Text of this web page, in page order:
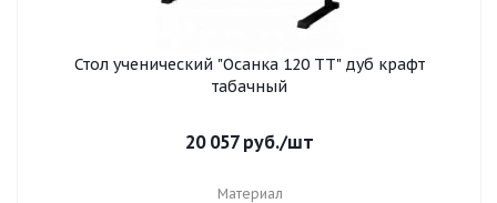
Стол ученический "Осанка 120 ТТ" дуб крафт
табачный
20 057руб./шт
Материал